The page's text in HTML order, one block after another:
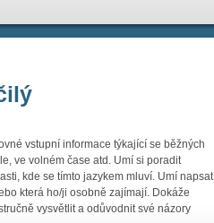
vstupní informace týkající se běžných
ve volném čase atd. Umí si poradit
kde se tímto jazykem mluví. Umí napsat
která ho/ji osobně zajímají. Dokáže
vysvětlit a odůvodnit své názory